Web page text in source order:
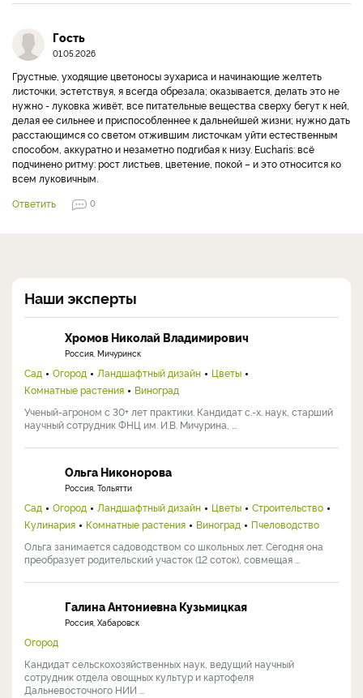
Гость
01.05.2026
Грустные, уходящие цветоносы эухариса и начинающие желтеть
листочки, эстетствуя, я всегда обрезала; оказывается, делать это не
нужно - луковка живёт, все питательные вещества сверху бегут к ней,
делая ее сильнее и приспособленнее к дальнейшей жизни; нужно дать
расстающимся со светом отжившим листочкам уйти естественным
способом, аккуратно и незаметно подгибая к низу. Eucharis: всё
подчинено ритму: рост листьев, цветение, покой – и это относится ко
всем луковичным.
Ответить
0
Наши эксперты
Хромов Николай Владимирович
Россия, Мичуринск
Сад Огород Ландшафтный дизайн
Цветы
Комнатные растения
Виноград
Ученый-агроном с 30+ лет практики. Кандидат с.-х. наук, старший
научный сотрудник ФНЦ им. И.В. Мичурина, ...
Ольга Никонорова
Россия, Тольятти
Сад Огород Ландшафтный дизайн Цветы
Строительство
Кулинария
Комнатные растения Виноград
Пчеловодство
Ольга занимается садоводством со школьных лет. Сегодня она
преобразует родительский участок (12 соток), совмещая ...
Галина Антониевна Кузьмицкая
Россия, Хабаровск
Огород
Кандидат сельскохозяйственных наук, ведущий научный
сотрудник отдела овощных культур и картофеля
Дальневосточного НИИ ...